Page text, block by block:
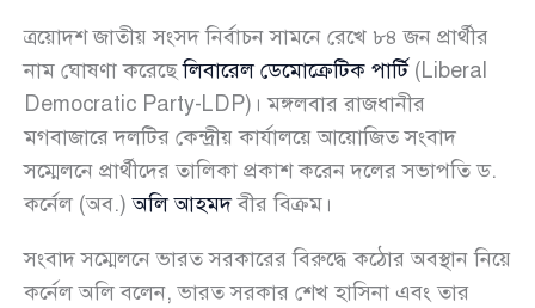
ত্রয়োদশ জাতীয় সংসদ নির্বাচন সামনে রেখে ৮৪ জন প্রার্থীর
নাম ঘোষণা করেছেলিবারেল ডেমোক্রেটিক পার্টি(Liberal
Democratic Party-LDP)। মঙ্গলবার রাজধানীর
মগবাজারে দলটির কেন্দ্রীয় কার্যালয়ে আয়োজিত সংবাদ
সম্মেলনে প্রার্থীদের তালিকা প্রকাশ করেন দলের সভাপতি ড.
কর্নেল (অব.)অলি আহমদবীর বিক্রম।
সংবাদ সম্মেলনে ভারত সরকারের বিরুদ্ধে কঠোর অবস্থান নিয়ে
কর্নেল অলি বলেন, ভারত সরকার শেখ হাসিনা এবং তার